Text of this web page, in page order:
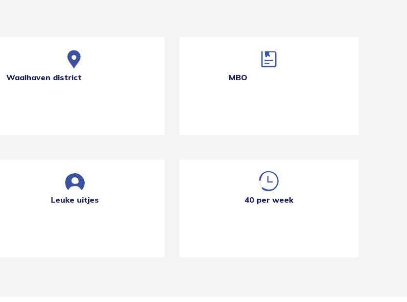
Waalhaven district MBO
Leuke uitjes 40 per week